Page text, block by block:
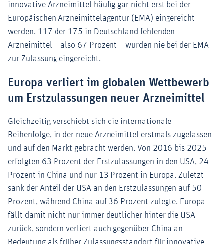
innovative Arzneimittel häufig gar nicht erst bei der
Europäischen Arzneimittelagentur (EMA) eingereicht
werden. 117 der 175 in Deutschland fehlenden
Arzneimittel – also 67 Prozent – wurden nie bei der EMA
zur Zulassung eingereicht.
Europa verliert im globalen Wettbewerb
um Erstzulassungen neuer Arzneimittel
Gleichzeitig verschiebt sich die internationale
Reihenfolge, in der neue Arzneimittel erstmals zugelassen
und auf den Markt gebracht werden. Von 2016 bis 2025
erfolgten 63 Prozent der Erstzulassungen in den USA, 24
Prozent in China und nur 13 Prozent in Europa. Zuletzt
sank der Anteil der USA an den Erstzulassungen auf 50
Prozent, während China auf 36 Prozent zulegte. Europa
fällt damit nicht nur immer deutlicher hinter die USA
zurück, sondern verliert auch gegenüber China an